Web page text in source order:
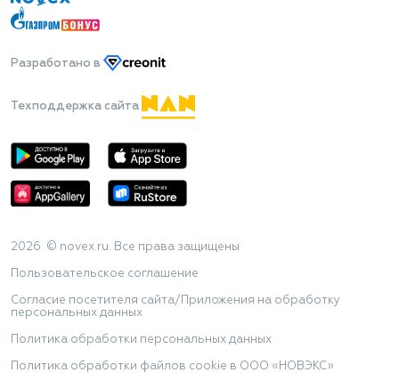
Разработано в
Техподдержка сайта
2026 © novex.ru. Все права защищены
Пользовательское соглашение
Согласие посетителя сайта/Приложения на обработку
персональных данных
Политика обработки персональных данных
Политика обработки файлов cookie в ООО «НОВЭКС»